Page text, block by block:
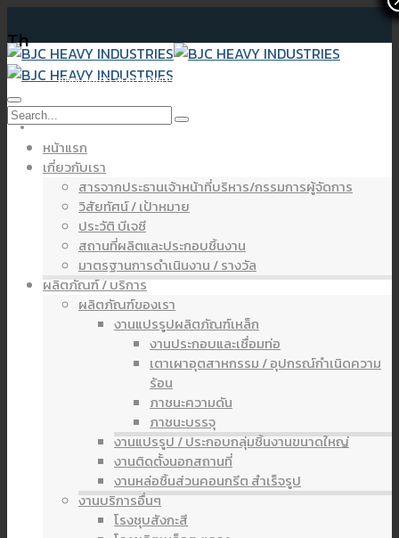
Th
จดหมายข่าว งบการเงินประจำปี 2567
หน้าแรก
เกี่ยวกับเรา
สารจากประธานเจ้าหน้าที่บริหาร/กรรมการผู้จัดการ
วิสัยทัศน์ / เป้าหมาย
ประวัติ บีเจซี
สถานที่ผลิตและประกอบชิ้นงาน
มาตรฐานการดำเนินงาน / รางวัล
ผลิตภัณฑ์ / บริการ
ผลิตภัณฑ์ของเรา
งานแปรรูปผลิตภัณฑ์เหล็ก
งานประกอบและเชื่อมท่อ
เตาเผาอุตสาหกรรม / อุปกรณ์กำเนิดความ
ร้อน
ภาชนะความดัน
ภาชนะบรรจุ
งานแปรรูป / ประกอบกลุ่มชิ้นงานขนาดใหญ่
งานติดตั้งนอกสถานที่
งานหล่อชิ้นส่วนคอนกรีต สำเร็จรูป
งานบริการอื่นๆ
โรงชุบสังกะสี